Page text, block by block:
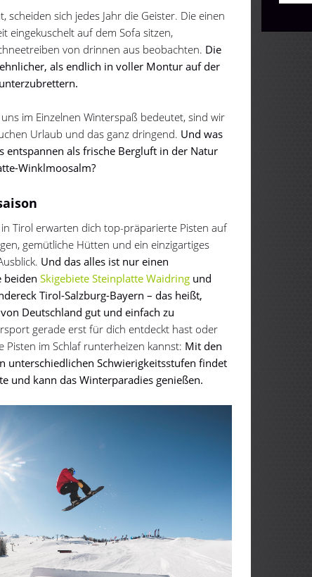
sich jedes Jahr die Geister. Die einen
eingekuschelt auf dem Sofa sitzen,
von drinnen aus beobachten. Die
als endlich in voller Montur auf der
im Einzelnen Winterspaß bedeutet, sind wir
Urlaub und das ganz dringend. Und was
entspannen als frische Bergluft in der Natur
Winklmoosalm?
Tirol erwarten dich top-präparierte Pisten auf
gemütliche Hütten und ein einzigartiges
Und das alles ist nur einen
beidenSkigebiete Steinplatte Waidring und
Tirol-Salzburg-Bayern – das heißt,
Deutschland gut und einfach zu
gerade erst für dich entdeckt hast oder
Pisten im Schlaf runterheizen kannst: Mit den
unterschiedlichen Schwierigkeitsstufen findet
und kann das Winterparadies genießen.